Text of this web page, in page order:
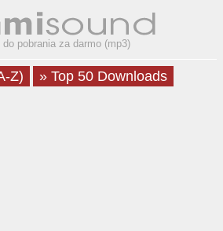
do pobrania za darmo (mp3)
Z) » Top 50 Downloads